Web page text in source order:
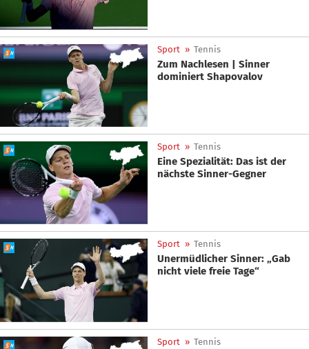
Sport » Tennis
Zum Nachlesen | Sinner
dominiert Shapovalov
Sport » Tennis
Eine Spezialität: Das ist der
nächste Sinner-Gegner
Sport » Tennis
Unermüdlicher Sinner: „Gab
nicht viele freie Tage“
Sport » Tennis